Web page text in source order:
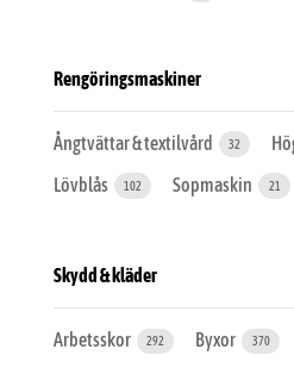
Rengöringsmaskiner
Ångtvättar & textilvård 32
Lövblås 102 Sopmaskin 21
Skydd & kläder
Arbetsskor 292 Byxor 370